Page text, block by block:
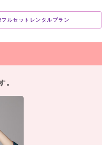
フルセットレンタルプラン
。